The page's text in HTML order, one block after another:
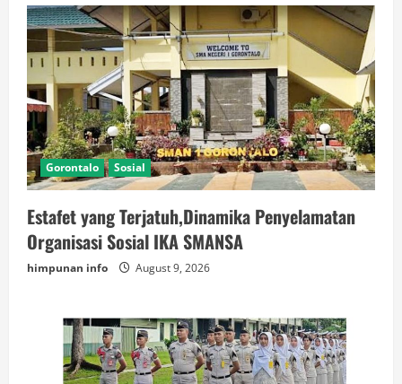
Gorontalo Sosial
Estafet yang Terjatuh,Dinamika Penyelamatan
Organisasi Sosial IKA SMANSA
himpunan info August 9, 2026